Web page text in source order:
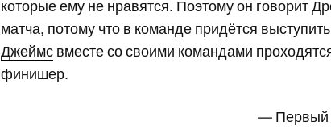
которые ему не нравятся. Поэтому он говорит
матча, потому что в команде придётся
Джеймс вместе со своими командами
финишер.
— Первый